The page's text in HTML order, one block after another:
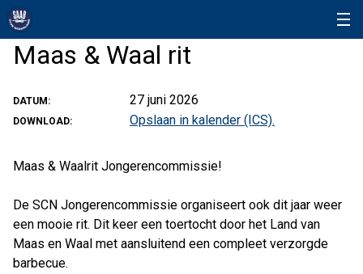
Maas & Waal rit
DATUM: 27 juni 2026
DOWNLOAD: Opslaan in kalender (ICS).
Maas & Waalrit Jongerencommissie!
De SCN Jongerencommissie organiseert ook dit jaar weer
een mooie rit. Dit keer een toertocht door het Land van
Maas en Waal met aansluitend een compleet verzorgde
barbecue.